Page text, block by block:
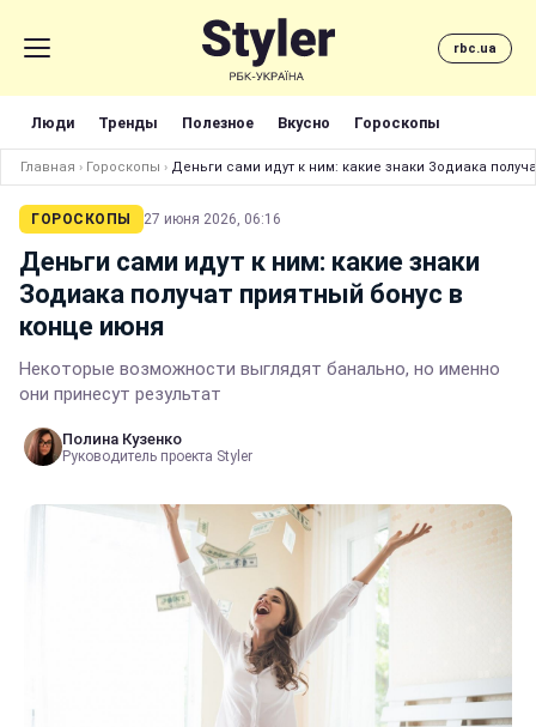
rbc.ua
Люди Тренды Полезное Вкусно Гороскопы
Главная › Гороскопы › Деньги сами идут к ним: какие знаки Зодиака
ГОРОСКОПЫ 27 июня 2026, 06:16
Деньги сами идут к ним: какие знаки
Зодиака получат приятный бонус в
конце июня
Некоторые возможности выглядят банально, но именно
они принесут результат
Полина Кузенко
Руководитель проекта Styler